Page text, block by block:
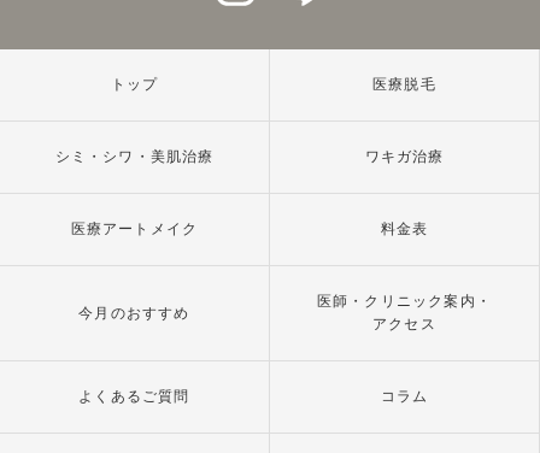
トップ 医療脱毛
シミ・シワ・美肌治療 ワキガ治療
医療アートメイク 料金表
今月のおすすめ
医師・クリニック案内・
アクセス
よくあるご質問 コラム